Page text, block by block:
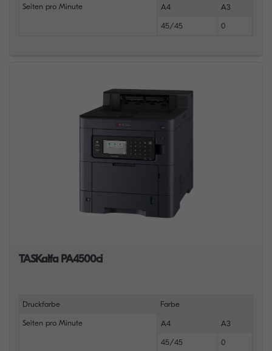
Seiten pro Minute A4 A3
45/45 0
TASKalfa PA4500ci
Druckfarbe Farbe
Seiten pro Minute A4 A3
45/45 0